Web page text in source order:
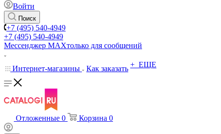
Войти
Поиск
+7 (495) 540-4949
+7 (495) 540-4949
Мессенджер МАХтолько для сообщений
Интернет-магазины Как заказать + ЕЩЕ
Отложенные 0 Корзина 0